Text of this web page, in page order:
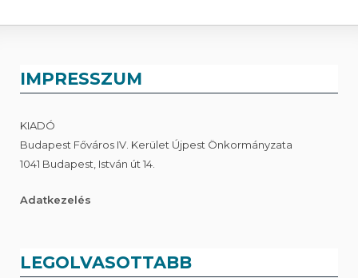
IMPRESSZUM
KIADÓ
Budapest Főváros IV. Kerület Újpest Önkormányzata
1041 Budapest, István út 14.
Adatkezelés
LEGOLVASOTTABB